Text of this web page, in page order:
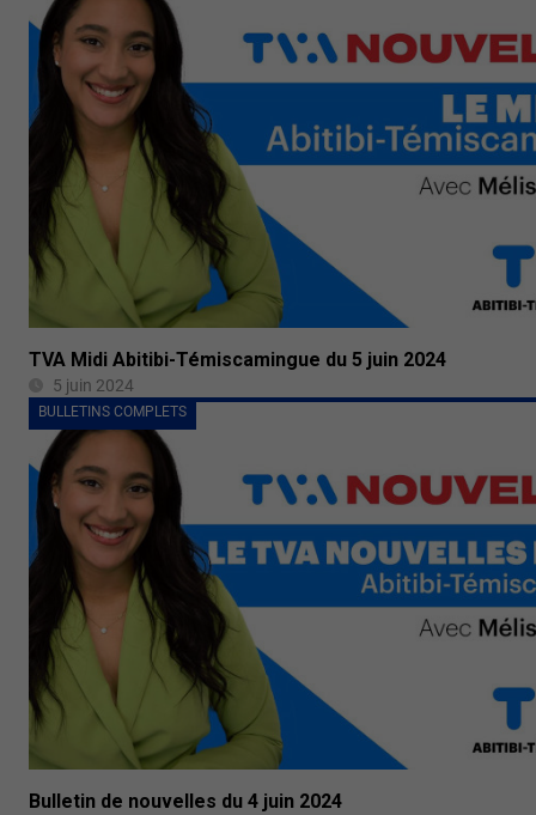
TVA Midi Abitibi-Témiscamingue du 5 juin 2024
5 juin 2024
BULLETINS COMPLETS
Bulletin de nouvelles du 4 juin 2024